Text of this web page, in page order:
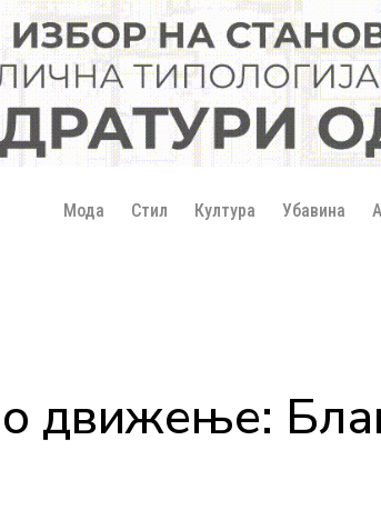
Мода Стил Култура Убавина
движење: